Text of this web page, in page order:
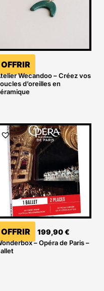
OFFRIR
Wecandoo – Créez vos
d’oreilles en
OFFRIR 199,90€
– Opéra de Paris –